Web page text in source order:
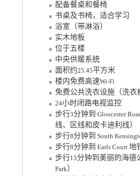
配备餐桌和餐椅
书桌及书椅，适合学习
浴室（带淋浴）
实木地板
位于五楼
中央供暖系统
面积约25.45平方米
楼内免费高速Wi-Fi
免费公共洗衣设施（洗衣
24小时闭路电视监控
步行3分钟到 Gloucester
线、区线和皮卡迪利线）
步行8分钟到 South
步行8分钟到 Earls Court 地
步行15分钟到美丽的海德
Park）